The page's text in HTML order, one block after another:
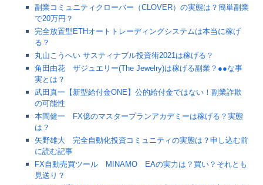
副業コミュニティクローバー（CLOVER）の実態は？簡単副業
で20万円？
完全放置型ETHオートトレーディングシステムは本当に稼げ
る？
丸山こうへい サスティナブル投資術2021は稼げる？
角田由花 ザジュエリー(The Jewelry)は稼げる副業？●●な事
実とは？
武田真一【新型給付金ONE】公的給付金ではない！副業詐欺
の可能性
本間健一 FX億のマスタープランアカデミーは稼げる？実態
は？
矢野雄大 完全自動化投資コミュニティの実態は？申し込む前
に読む記事
FX自動売買ツール MINAMO EAの実力は？買い？それとも
見送り？